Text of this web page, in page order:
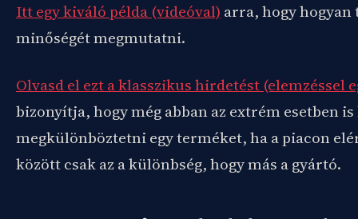
Itt egy kiváló példa (videóval) arra, hogy hogyan
minőségét megmutatni.
Olvasd el ezt a klasszikus hirdetést (elemzéssel
bizonyítja, hogy még abban az extrém esetben is
megkülönböztetni egy terméket, ha a piacon
között csak az a különbség, hogy más a gyártó.